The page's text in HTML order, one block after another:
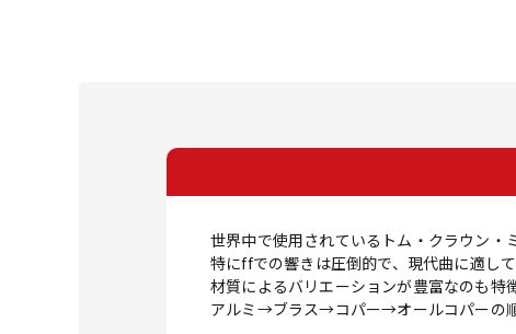
世界中で使用されているトム・クラウン・
特にffでの響きは圧倒的で、現代曲に適して
材質によるバリエーションが豊富なのも特徴
アルミ→ブラス→コパー→オールコパーの順